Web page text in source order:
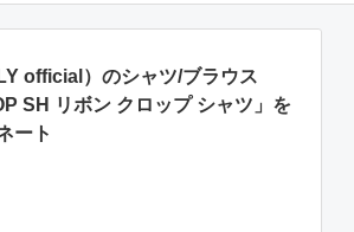
official）のシャツ/ブラウス
SH リボン クロップ シャツ」を
ート